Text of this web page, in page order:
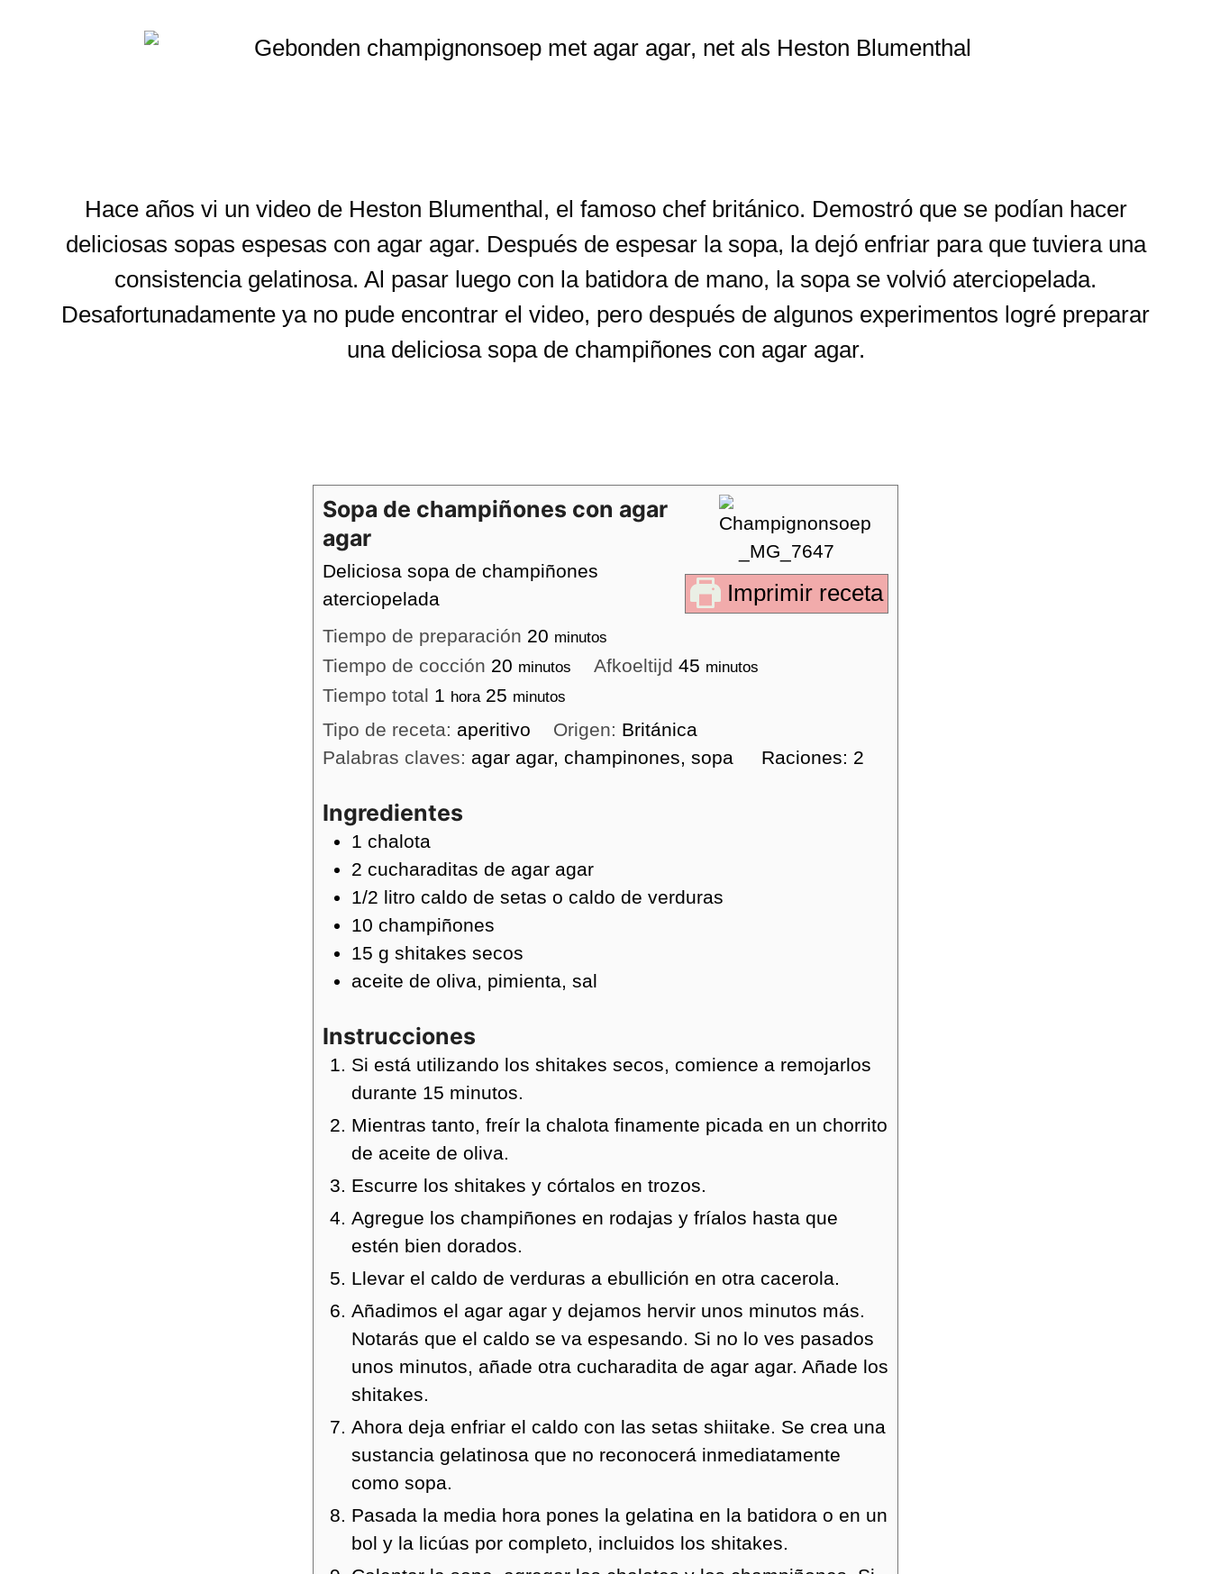
Hace años vi un video de Heston Blumenthal, el famoso chef británico. Demostró que se podían hacer
deliciosas sopas espesas con agar agar. Después de espesar la sopa, la dejó enfriar para que tuviera una
consistencia gelatinosa. Al pasar luego con la batidora de mano, la sopa se volvió aterciopelada.
Desafortunadamente ya no pude encontrar el video, pero después de algunos experimentos logré preparar
una deliciosa sopa de champiñones con agar agar.
Imprimir receta
Sopa de champiñones con agar
agar
Deliciosa sopa de champiñones
aterciopelada
Tiempo de preparación 20 minutos
Tiempo de cocción 20 minutos Afkoeltijd 45 minutos
Tiempo total 1 hora 25 minutos
Tipo de receta: aperitivo Origen: Británica
Palabras claves: agar agar, champinones, sopa Raciones: 2
Ingredientes
1 chalota
2 cucharaditas de agar agar
1/2 litro caldo de setas o caldo de verduras
10 champiñones
15 g shitakes secos
aceite de oliva, pimienta, sal
Instrucciones
Si está utilizando los shitakes secos, comience a remojarlos
durante 15 minutos.
Mientras tanto, freír la chalota finamente picada en un chorrito
de aceite de oliva.
Escurre los shitakes y córtalos en trozos.
Agregue los champiñones en rodajas y fríalos hasta que
estén bien dorados.
Llevar el caldo de verduras a ebullición en otra cacerola.
Añadimos el agar agar y dejamos hervir unos minutos más.
Notarás que el caldo se va espesando. Si no lo ves pasados
unos minutos, añade otra cucharadita de agar agar. Añade los
shitakes.
Ahora deja enfriar el caldo con las setas shiitake. Se crea una
sustancia gelatinosa que no reconocerá inmediatamente
como sopa.
Pasada la media hora pones la gelatina en la batidora o en un
bol y la licúas por completo, incluidos los shitakes.